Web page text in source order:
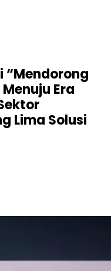
“Mendorong
Era
Lima Solusi